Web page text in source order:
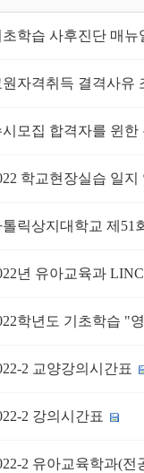
초학습 사후진단 매뉴
원자격취득 결격사유
시모집 합격자를 윈한
학교현장실습 일지
톨릭상지대학교 제51
년 유아교육과
학년도 기초학습 "
2 교양강의시간표
2 강의시간표
2 유아교육학과(전